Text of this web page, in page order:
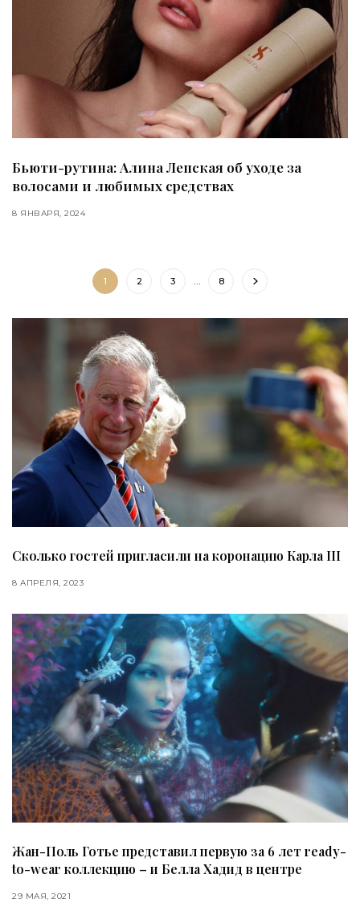
Бьюти-рутина: Алина Лепская об уходе за
волосами и любимых средствах
8 ЯНВАРЯ, 2024
1 2 3 … 8
Сколько гостей пригласили на коронацию Карла III
8 АПРЕЛЯ, 2023
Жан-Поль Готье представил первую за 6 лет ready-
to-wear коллекцию – и Белла Хадид в центре
29 МАЯ, 2021